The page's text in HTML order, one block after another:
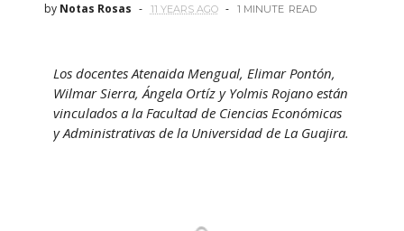
by Notas Rosas 11 YEARS AGO 1 MINUTE READ
Los docentes Atenaida Mengual, Elimar Pontón,
Wilmar Sierra, Ángela Ortíz y Yolmis Rojano están
vinculados a la Facultad de Ciencias Económicas
y Administrativas de la Universidad de La Guajira.